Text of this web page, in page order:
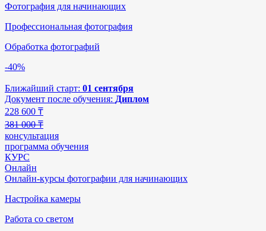
Фотография для начинающих
Профессиональная фотография
Обработка фотографий
-40%
Ближайший старт: 01 сентября
Документ после обучения: Диплом
228 600 ₸
381 000 ₸
консультация
программа обучения
КУРС
Онлайн
Онлайн-курсы фотографии для начинающих
Настройка камеры
Работа со светом